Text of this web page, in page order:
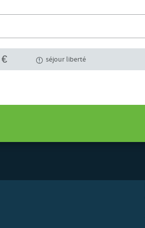
séjour liberté
et baie de Douarnenez